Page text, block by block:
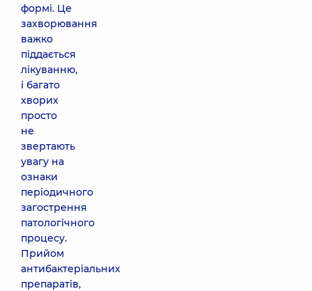
формі. Це
захворювання
важко
піддається
лікуванню,
і багато
хворих
просто
не
звертають
увагу на
ознаки
періодичного
загострення
патологічного
процесу.
Прийом
антибактеріальних
препаратів,